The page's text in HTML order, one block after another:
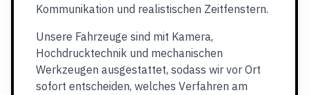
Kommunikation und realistischen Zeitfenstern.
Unsere Fahrzeuge sind mit Kamera,
Hochdrucktechnik und mechanischen
Werkzeugen ausgestattet, sodass wir vor Ort
sofort entscheiden, welches Verfahren am